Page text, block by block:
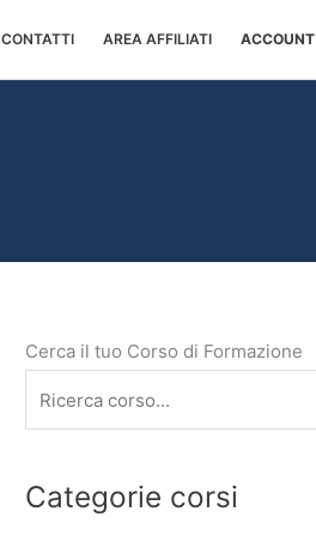
CONTATTI AREA AFFILIATI ACCOUNT
Cerca il tuo Corso di Formazione
Categorie corsi